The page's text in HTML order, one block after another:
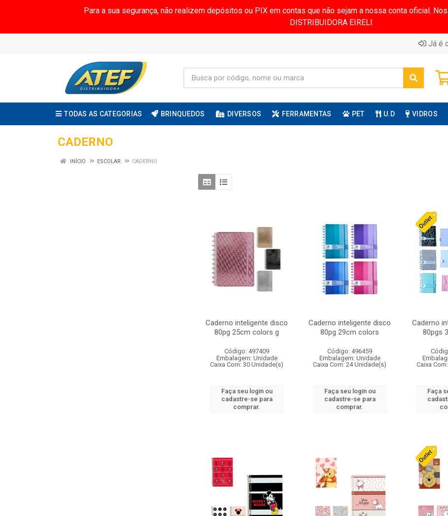
Para a sua segurança, não realizem depósitos ou PIX em contas que não sejam a nossa conta oficial.
DISTRIBUIDORA EIRELI
Já é
TODAS AS CATEGORIAS BRINQUEDOS DIVERSOS FERRAMENTAS PET U.D VIDROS
CADERNO
INÍCIO ESCOLAR CADERNO
Caderno inteligente disco
80pg 25cm colors g
Código: 497409
Embalagem: Unidade
Caixa Com: 30 Unidade(s)
Faça seu login ou
cadastre-se para
comprar.
Caderno inteligente disco
80pg 29cm colors
Código: 496459
Embalagem: Unidade
Caixa Com: 24 Unidade(s)
Faça seu login ou
cadastre-se para
comprar.
Caderno
80pgs
Caixa
Faça